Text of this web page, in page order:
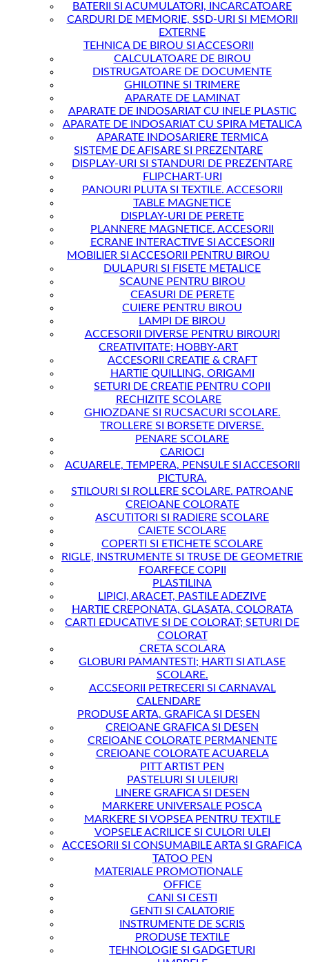
BATERII SI ACUMULATORI, INCARCATOARE
CARDURI DE MEMORIE, SSD-URI SI MEMORII
EXTERNE
TEHNICA DE BIROU SI ACCESORII
CALCULATOARE DE BIROU
DISTRUGATOARE DE DOCUMENTE
GHILOTINE SI TRIMERE
APARATE DE LAMINAT
APARATE DE INDOSARIAT CU INELE PLASTIC
APARATE DE INDOSARIAT CU SPIRA METALICA
APARATE INDOSARIERE TERMICA
SISTEME DE AFISARE SI PREZENTARE
DISPLAY-URI SI STANDURI DE PREZENTARE
FLIPCHART-URI
PANOURI PLUTA SI TEXTILE. ACCESORII
TABLE MAGNETICE
DISPLAY-URI DE PERETE
PLANNERE MAGNETICE. ACCESORII
ECRANE INTERACTIVE SI ACCESORII
MOBILIER SI ACCESORII PENTRU BIROU
DULAPURI SI FISETE METALICE
SCAUNE PENTRU BIROU
CEASURI DE PERETE
CUIERE PENTRU BIROU
LAMPI DE BIROU
ACCESORII DIVERSE PENTRU BIROURI
CREATIVITATE; HOBBY-ART
ACCESORII CREATIE & CRAFT
HARTIE QUILLING, ORIGAMI
SETURI DE CREATIE PENTRU COPII
RECHIZITE SCOLARE
GHIOZDANE SI RUCSACURI SCOLARE.
TROLLERE SI BORSETE DIVERSE.
PENARE SCOLARE
CARIOCI
ACUARELE, TEMPERA, PENSULE SI ACCESORII
PICTURA.
STILOURI SI ROLLERE SCOLARE. PATROANE
CREIOANE COLORATE
ASCUTITORI SI RADIERE SCOLARE
CAIETE SCOLARE
COPERTI SI ETICHETE SCOLARE
RIGLE, INSTRUMENTE SI TRUSE DE GEOMETRIE
FOARFECE COPII
PLASTILINA
LIPICI, ARACET, PASTILE ADEZIVE
HARTIE CREPONATA, GLASATA, COLORATA
CARTI EDUCATIVE SI DE COLORAT; SETURI DE
COLORAT
CRETA SCOLARA
GLOBURI PAMANTESTI; HARTI SI ATLASE
SCOLARE.
ACCSEORII PETRECERI SI CARNAVAL
CALENDARE
PRODUSE ARTA, GRAFICA SI DESEN
CREIOANE GRAFICA SI DESEN
CREIOANE COLORATE PERMANENTE
CREIOANE COLORATE ACUARELA
PITT ARTIST PEN
PASTELURI SI ULEIURI
LINERE GRAFICA SI DESEN
MARKERE UNIVERSALE POSCA
MARKERE SI VOPSEA PENTRU TEXTILE
VOPSELE ACRILICE SI CULORI ULEI
ACCESORII SI CONSUMABILE ARTA SI GRAFICA
TATOO PEN
MATERIALE PROMOTIONALE
OFFICE
CANI SI CESTI
GENTI SI CALATORIE
INSTRUMENTE DE SCRIS
PRODUSE TEXTILE
TEHNOLOGIE SI GADGETURI